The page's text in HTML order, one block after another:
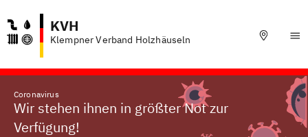
KVH
Klempner Verband Holzhäuseln
Coronavirus
Wir stehen ihnen in größter Not zur
Verfügung!